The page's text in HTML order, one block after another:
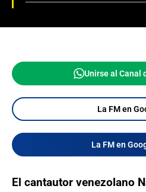
Unirse al Canal
La FM en
La FM en
El cantautor venezolano